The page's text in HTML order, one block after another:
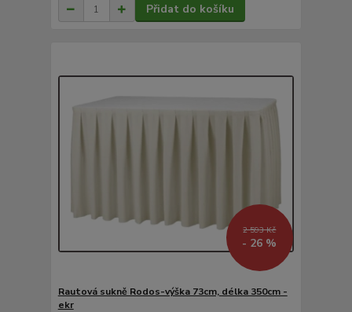
Přidat do košíku
2 593 Kč
- 26 %
Rautová sukně Rodos-výška 73cm, délka 350cm -
ekr